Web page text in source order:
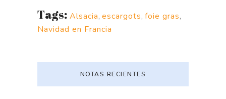
Tags: Alsacia, escargots, foie gras,
Navidad en Francia
NOTAS RECIENTES